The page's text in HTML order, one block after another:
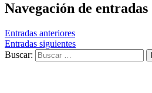
Navegación de entradas
Entradas anteriores
Entradas siguientes
Buscar: